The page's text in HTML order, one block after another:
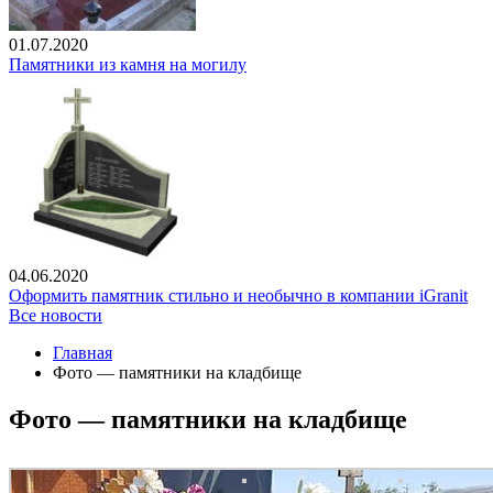
01.07.2020
Памятники из камня на могилу
04.06.2020
Оформить памятник стильно и необычно в компании iGranit
Все новости
Главная
Фото — памятники на кладбище
Фото — памятники на кладбище